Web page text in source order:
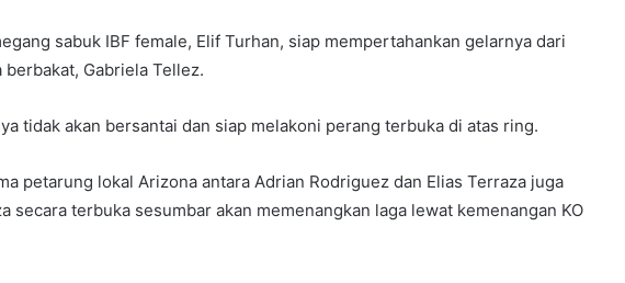
sabuk IBF female, Elif Turhan, siap mempertahankan gelarnya dari
Gabriela Tellez.
tidak akan bersantai dan siap melakoni perang terbuka di atas ring.
petarung lokal Arizona antara Adrian Rodriguez dan Elias Terraza juga
secara terbuka sesumbar akan memenangkan laga lewat kemenangan KO